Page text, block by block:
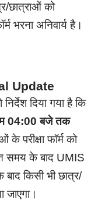
छात्राओं को
भरना अनिवार्य है।
Update
निर्देश दिया गया है कि
04:00 बजे तक
परीक्षा फॉर्म को
समय के बाद UMIS
किसी भी छात्र/
जाएगा।